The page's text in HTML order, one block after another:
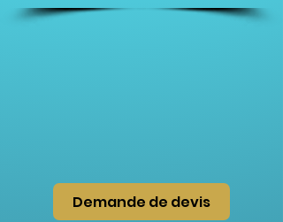
Demande de devis